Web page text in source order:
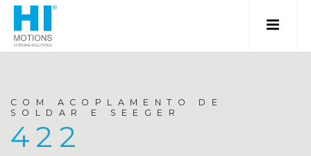
COM ACOPLAMENTO DE
SOLDAR E SEEGER
422